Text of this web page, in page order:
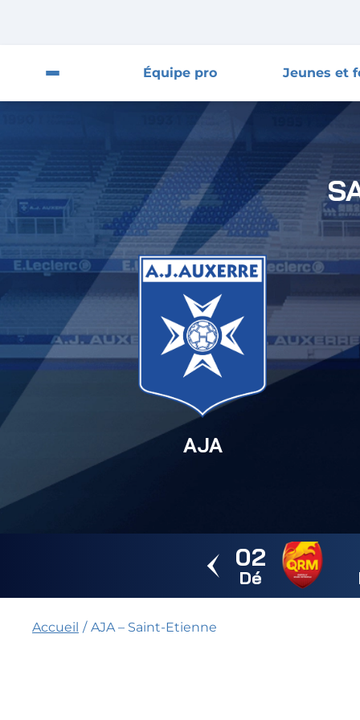
Ouvrir le menu du site
Équipe pro Jeunes et
Jeunes et féminines
Supporters
Entreprises
AJA
Nous contacter
Horizon AJA AJA
02
Dé
Accueil / AJA – Saint-Etienne